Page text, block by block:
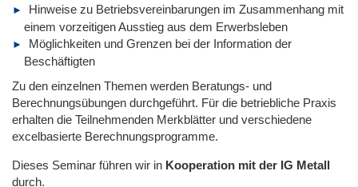
Hinweise zu Betriebsvereinbarungen im Zusammenhang mit
einem vorzeitigen Ausstieg aus dem Erwerbsleben
Möglichkeiten und Grenzen bei der Information der
Beschäftigten
Zu den einzelnen Themen werden Beratungs- und
Berechnungsübungen durchgeführt. Für die betriebliche Praxis
erhalten die Teilnehmenden Merkblätter und verschiedene
excelbasierte Berechnungsprogramme.
Dieses Seminar führen wir in Kooperation mit der IG Metall
durch.